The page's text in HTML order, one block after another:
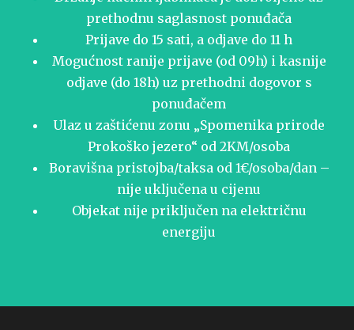
prethodnu saglasnost ponuđača
Prijave do 15 sati, a odjave do 11 h
Mogućnost ranije prijave (od 09h) i kasnije
odjave (do 18h) uz prethodni dogovor s
ponuđačem
Ulaz u zaštićenu zonu „Spomenika prirode
Prokoško jezero“ od 2KM/osoba
Boravišna pristojba/taksa od 1€/osoba/dan –
nije uključena u cijenu
Objekat nije priključen na električnu
energiju